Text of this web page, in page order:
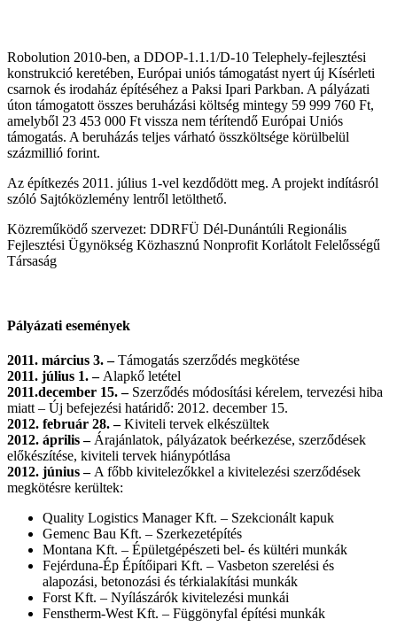
Robolution 2010-ben, a DDOP-1.1.1/D-10 Telephely-fejlesztési
konstrukció keretében, Európai uniós támogatást nyert új Kísérleti
csarnok és irodaház építéséhez a Paksi Ipari Parkban. A pályázati
úton támogatott összes beruházási költség mintegy 59 999 760 Ft,
amelyből 23 453 000 Ft vissza nem térítendő Európai Uniós
támogatás. A beruházás teljes várható összköltsége körülbelül
százmillió forint.
Az építkezés 2011. július 1-vel kezdődött meg. A projekt indításról
szóló Sajtóközlemény lentről letölthető.
Közreműködő szervezet: DDRFÜ Dél-Dunántúli Regionális
Fejlesztési Ügynökség Közhasznú Nonprofit Korlátolt Felelősségű
Társaság
Pályázati események
2011. március 3. –Támogatás szerződés megkötése
2011. július 1. – Alapkő letétel
2011.december 15. –Szerződés módosítási kérelem, tervezési hiba
miatt – Új befejezési határidő: 2012. december 15.
2012. február 28. –Kiviteli tervek elkészültek
2012. április –Árajánlatok, pályázatok beérkezése, szerződések
előkészítése, kiviteli tervek hiánypótlása
2012. június – A főbb kivitelezőkkel a kivitelezési szerződések
megkötésre kerültek:
Quality Logistics Manager Kft. – Szekcionált kapuk
Gemenc Bau Kft. – Szerkezetépítés
Montana Kft. – Épületgépészeti bel- és kültéri munkák
Fejérduna-Ép Építőipari Kft. – Vasbeton szerelési és
alapozási, betonozási és térkialakítási munkák
Forst Kft. – Nyílászárók kivitelezési munkái
Fenstherm-West Kft. – Függönyfal építési munkák